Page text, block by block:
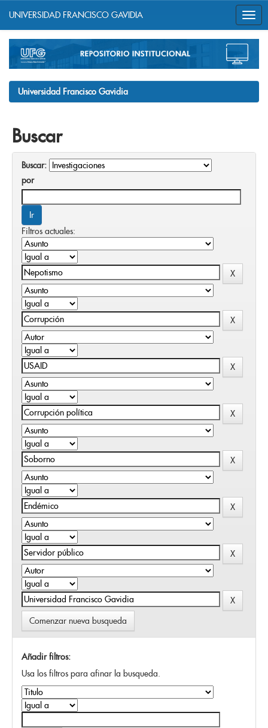
navigation
UNIVERSIDAD FRANCISCO GAVIDIA
Universidad Francisco Gavidia
Buscar
Buscar:
por
Filtros actuales:
Comenzar nueva busqueda
Añadir filtros:
Usa los filtros para afinar la busqueda.